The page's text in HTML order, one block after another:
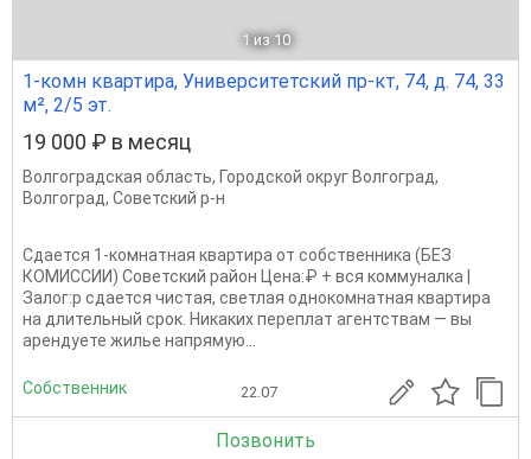
1 из 10
1-комн квартира, Университетский пр-кт, 74, д. 74, 33
м², 2/5 эт.
19 000 ₽ в месяц
Волгоградская область, Городской округ Волгоград,
Волгоград, Советский р-н
Сдается 1-комнатная квартира от собственника (БЕЗ
КОМИССИИ) Советский район Цена:₽ + вся коммуналка |
Залог:р сдается чистая, светлая однокомнатная квартира
на длительный срок. Никаких переплат агентствам — вы
арендуете жилье напрямую...
Собственник 22.07
Позвонить